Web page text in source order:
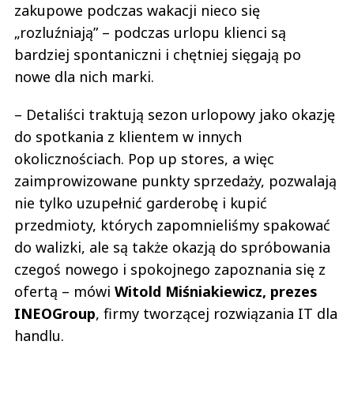
zakupowe podczas wakacji nieco się
„rozluźniają” – podczas urlopu klienci są
bardziej spontaniczni i chętniej sięgają po
nowe dla nich marki.
– Detaliści traktują sezon urlopowy jako okazję
do spotkania z klientem w innych
okolicznościach. Pop up stores, a więc
zaimprowizowane punkty sprzedaży, pozwalają
nie tylko uzupełnić garderobę i kupić
przedmioty, których zapomnieliśmy spakować
do walizki, ale są także okazją do spróbowania
czegoś nowego i spokojnego zapoznania się z
ofertą – mówi Witold Miśniakiewicz, prezes
INEOGroup, firmy tworzącej rozwiązania IT dla
handlu.